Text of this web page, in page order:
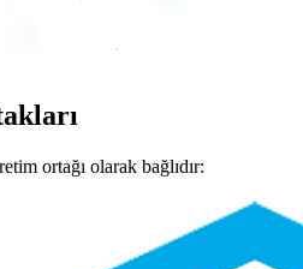
ortağı olarak bağlıdır: